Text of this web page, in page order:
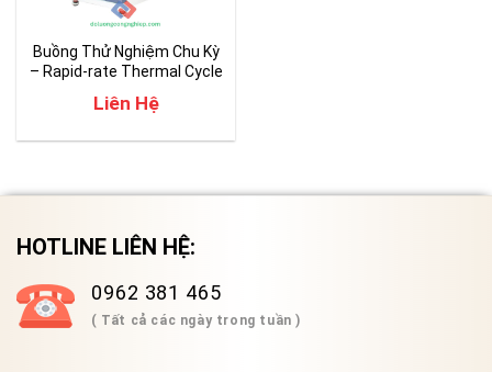
Buồng Thử Nghiệm Chu Kỳ
– Rapid-rate Thermal Cycle
Liên Hệ
HOTLINE LIÊN HỆ:
0962 381 465
( Tất cả các ngày trong tuần )